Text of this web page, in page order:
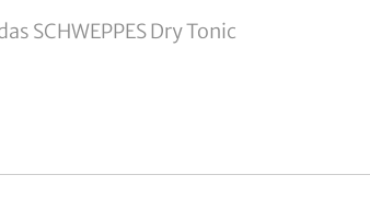
SCHWEPPES Dry Tonic